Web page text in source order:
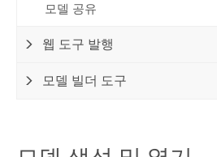
모델 공유
웹 도구 발행
모델 빌더 도구